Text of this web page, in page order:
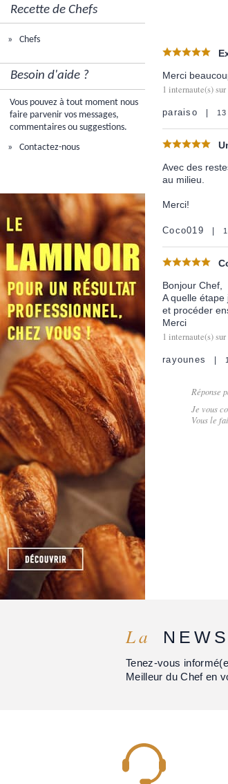
Recette de Chefs
Chefs
Besoin d'aide ?
Vous pouvez à tout moment nous
faire parvenir vos messages,
commentaires ou suggestions.
Contactez-nous
Merci
1 internaute(s) sur
paraiso
Avec des
au milieu.
Merci!
Coco019
Bonjour Chef,
A quelle
et procéder
Merci
1 internaute(s) sur
rayounes
Réponse
Je vous
Vous le
La
Tenez-vous
Meilleur du Chef en